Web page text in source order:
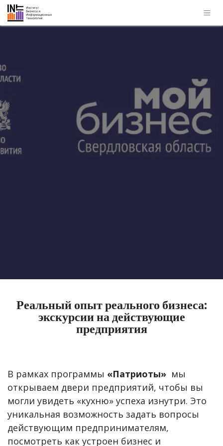
Реальный опыт реального бизнеса:
экскурсии на действующие
предприятия
В рамках программы «Патриоты» мы
открываем двери предприятий, чтобы вы
могли увидеть «кухню» успеха изнутри. Это
уникальная возможность задать вопросы
действующим предпринимателям,
посмотреть как устроен бизнес и